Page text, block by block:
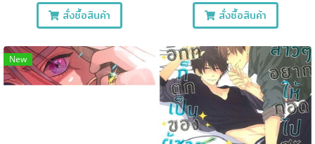
สั่งซื้อสินค้า สั่งซื้อสินค้า
New